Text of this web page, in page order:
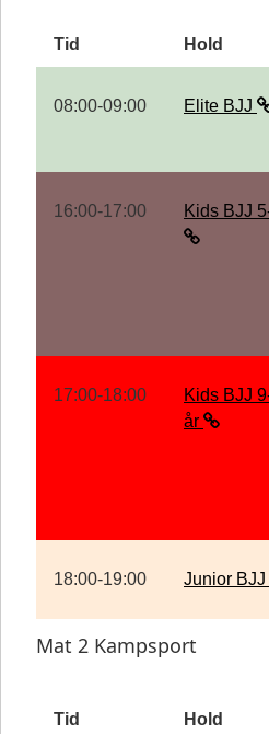
Tid Hold
08:00-09:00 Elite BJJ
16:00-17:00 Kids BJJ
17:00-18:00
Kids BJJ
år
18:00-19:00 Junior BJJ
Mat 2 Kampsport
Tid Hold